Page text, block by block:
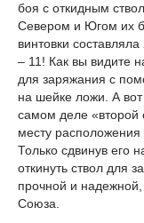
боя с откидным
Севером и Югом их
винтовки
– 11! Как вы видите
для заряжания с
на шейке ложи. А
самом деле «второй
месту расположения
Только сдвинув его
откинуть ствол для
прочной и
Союза.